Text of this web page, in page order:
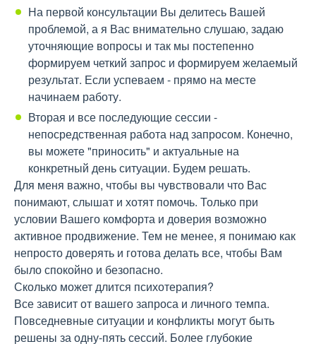
На первой консультации Вы делитесь Вашей
проблемой, а я Вас внимательно слушаю, задаю
уточняющие вопросы и так мы постепенно
формируем четкий запрос и формируем желаемый
результат. Если успеваем - прямо на месте
начинаем работу.
Вторая и все последующие сессии -
непосредственная работа над запросом. Конечно,
вы можете "приносить" и актуальные на
конкретный день ситуации. Будем решать.
Для меня важно, чтобы вы чувствовали что Вас
понимают, слышат и хотят помочь. Только при
условии Вашего комфорта и доверия возможно
активное продвижение. Тем не менее, я понимаю как
непросто доверять и готова делать все, чтобы Вам
было спокойно и безопасно.
Сколько может длится психотерапия?
Все зависит от вашего запроса и личного темпа.
Повседневные ситуации и конфликты могут быть
решены за одну-пять сессий. Более глубокие